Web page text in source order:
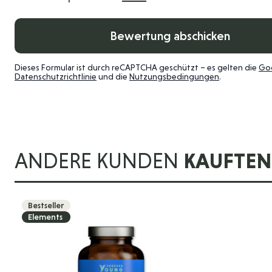
Bewertung abschicken
Dieses Formular ist durch reCAPTCHA geschützt – es gelten die
Datenschutzrichtlinie und die Nutzungsbedingungen.
ANDERE KUNDEN
Die Navigation durch die Elemente des
Drücken Sie, um das Karussell zu überspringen
Bestseller
Elements